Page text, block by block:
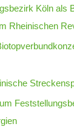
Köln als
Rheinischen